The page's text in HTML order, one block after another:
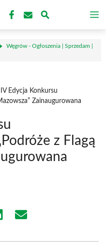
Węgrów - Ogłoszenia | Sprzedam |
IV Edycja Konkursu
Zainaugurowana
z Flagą
Share